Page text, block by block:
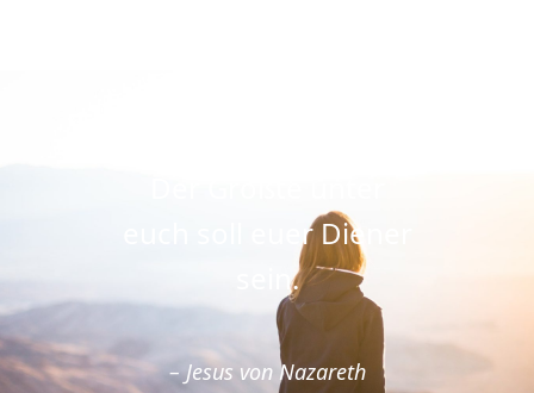
euch soll euer Diener
sein.
– Jesus von Nazareth